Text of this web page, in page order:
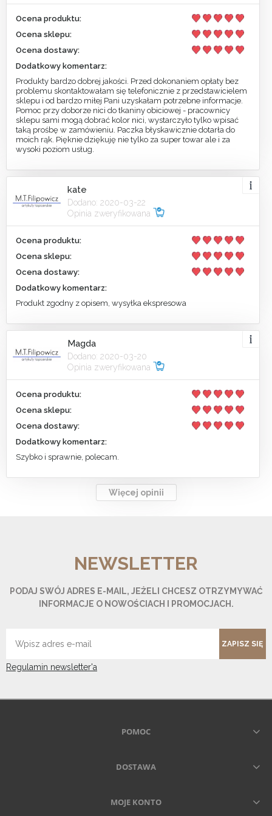
Ocena produktu:
Ocena sklepu:
Ocena dostawy:
Dodatkowy komentarz:
Produkty bardzo dobrej jakości. Przed dokonaniem opłaty bez
problemu skontaktowałam się telefonicznie z przedstawicielem
sklepu i od bardzo miłej Pani uzyskałam potrzebne informacje.
Pomoc przy doborze nici do tkaniny obiciowej - pracownicy
sklepu sami mogą dobrać kolor nici, wystarczyło tylko wpisać
taką prośbę w zamówieniu. Paczka błyskawicznie dotarła do
moich rąk. Pięknie dziękuję nie tylko za super towar ale i za
wysoki poziom usług.
kate
Dodano: 2020-03-22
Opinia zweryfikowana
Ocena produktu:
Ocena sklepu:
Ocena dostawy:
Dodatkowy komentarz:
Produkt zgodny z opisem, wysyłka ekspresowa
Magda
Dodano: 2020-03-20
Opinia zweryfikowana
Ocena produktu:
Ocena sklepu:
Ocena dostawy:
Dodatkowy komentarz:
Szybko i sprawnie, polecam.
Więcej opinii
NEWSLETTER
PODAJ SWÓJ ADRES E-MAIL, JEŻELI CHCESZ OTRZYMYWAĆ
INFORMACJE O NOWOŚCIACH I PROMOCJACH.
ZAPISZ SIĘ
Regulamin newsletter'a
POMOC
DOSTAWA
MOJE KONTO